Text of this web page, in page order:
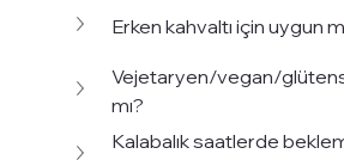
Erken kahvaltı için uygun
Vejetaryen/vegan/
mı?
Kalabalık saatlerde